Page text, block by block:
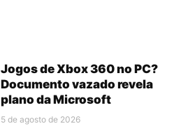
Jogos de Xbox 360 no PC?
Documento vazado revela
plano da Microsoft
5 de agosto de 2026